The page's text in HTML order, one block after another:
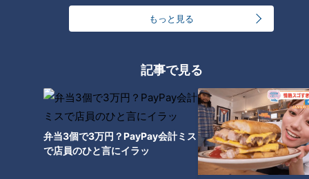
もっと見る
記事で見る
弁当3個で3万円？PayPay会計ミス
で店員のひと言にイラッ
睡眠不足によってストレスを感じると、自律神経が乱れ血行不
ノサイトの働きが低下。白髪につながります。他にも、肩や首
にコリを感じている人は、血行不良により白髪につながる恐れ
があります。
フケについて